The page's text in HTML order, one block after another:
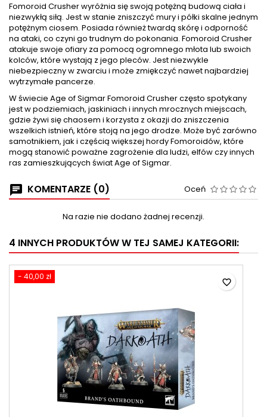
Fomoroid Crusher wyróżnia się swoją potężną budową ciała i
niezwykłą siłą. Jest w stanie zniszczyć mury i półki skalne jednym
potężnym ciosem. Posiada również twardą skórę i odporność
na ataki, co czyni go trudnym do pokonania. Fomoroid Crusher
atakuje swoje ofiary za pomocą ogromnego młota lub swoich
kolców, które wystają z jego pleców. Jest niezwykle
niebezpieczny w zwarciu i może zmiękczyć nawet najbardziej
wytrzymałe pancerze.
W świecie Age of Sigmar Fomoroid Crusher często spotykany
jest w podziemiach, jaskiniach i innych mrocznych miejscach,
gdzie żywi się chaosem i korzysta z okazji do zniszczenia
wszelkich istnień, które stoją na jego drodze. Może być zarówno
samotnikiem, jak i częścią większej hordy Fomoroidów, które
mogą stanowić poważne zagrożenie dla ludzi, elfów czy innych
ras zamieszkujących świat Age of Sigmar.
KOMENTARZE (0) Oceń
Na razie nie dodano żadnej recenzji.
4 INNYCH PRODUKTÓW W TEJ SAMEJ KATEGORII:
- 40,00 zł
favorite_border